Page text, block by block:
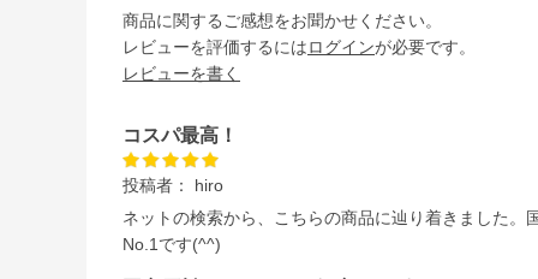
商品に関するご感想をお聞かせください。
レビューを評価するにはログインが必要です。
レビューを書く
コスパ最高！
投稿者：
hiro
ネットの検索から、こちらの商品に辿り着きました
No.1です(^^)